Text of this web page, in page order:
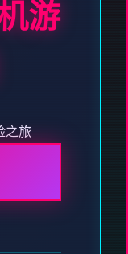
游
之旅